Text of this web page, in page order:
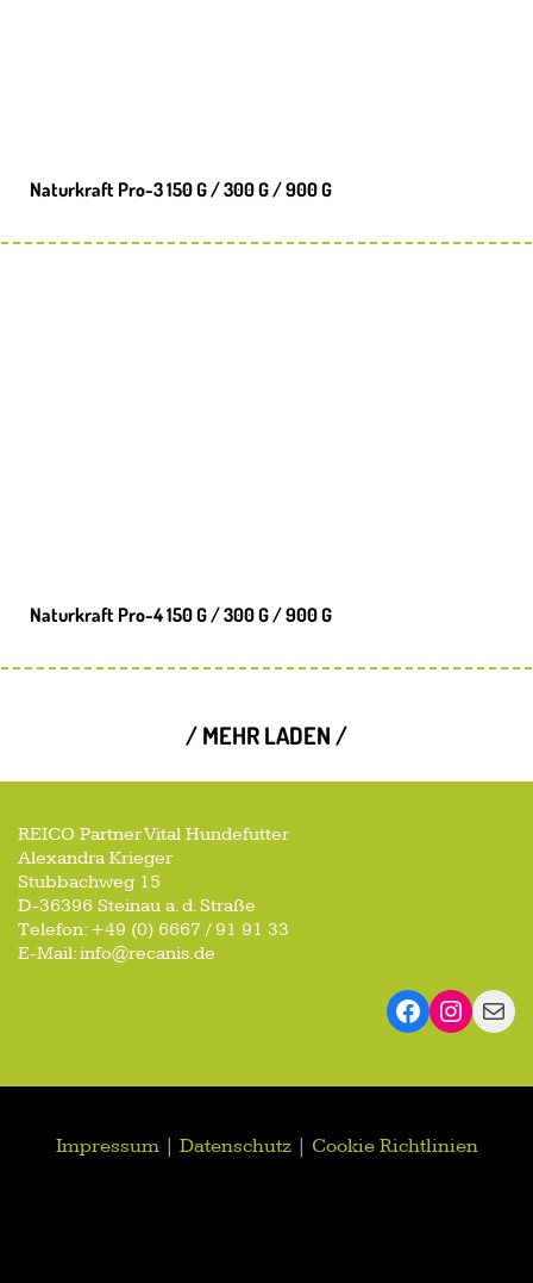
Naturkraft Pro-3 150 G / 300 G / 900 G
Naturkraft Pro-4 150 G / 300 G / 900 G
/ MEHR LADEN /
REICO Partner Vital Hundefutter
Alexandra Krieger
Stubbachweg 15
D-36396 Steinau a. d. Straße
Telefon: +49 (0) 6667 / 91 91 33
E-Mail: info@recanis.de
Impressum| Datenschutz| Cookie Richtlinien